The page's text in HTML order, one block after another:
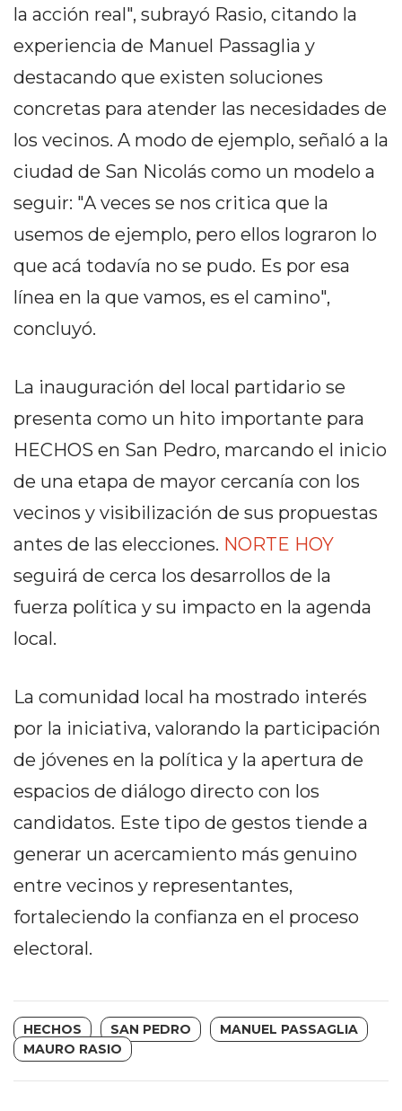
DIARIO
DEL
DIA
DIARIO
DEPORTIVO
GRUPO
INFOPBA
PUBLICITÁ
EN
HORA
CLAVE
PERGAMINO
VIRTUAL
NOTICIAS
ARRECIFES
NOTICIAS
DE
CAMPANA
NOTICIAS
DE
DE
CAMPANA
EXALTACIÓN
LA
COLÓN
(BUENOS
AIRES)
la acción real", subrayó Rasio, citando la
experiencia de Manuel Passaglia y
destacando que existen soluciones
concretas para atender las necesidades de
los vecinos. A modo de ejemplo, señaló a la
ciudad de San Nicolás como un modelo a
seguir: "A veces se nos critica que la
usemos de ejemplo, pero ellos lograron lo
que acá todavía no se pudo. Es por esa
línea en la que vamos, es el camino",
concluyó.
La inauguración del local partidario se
presenta como un hito importante para
HECHOS en San Pedro, marcando el inicio
de una etapa de mayor cercanía con los
vecinos y visibilización de sus propuestas
antes de las elecciones. NORTE HOY
seguirá de cerca los desarrollos de la
fuerza política y su impacto en la agenda
local.
La comunidad local ha mostrado interés
por la iniciativa, valorando la participación
de jóvenes en la política y la apertura de
espacios de diálogo directo con los
candidatos. Este tipo de gestos tiende a
generar un acercamiento más genuino
entre vecinos y representantes,
fortaleciendo la confianza en el proceso
electoral.
HECHOS SAN PEDRO
MANUEL PASSAGLIA
MAURO RASIO